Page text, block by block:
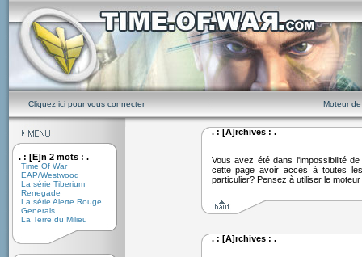
Cliquez ici pour vous connecter Moteur
. : [E]n 2 mots : .
Time Of War
EAP/Westwood
La série Tiberium
Renegade
La série Alerte Rouge
Generals
La Terre du Milieu
. : [A]rchives : .
Vous avez été dans l'impossibilité
cette page avoir accès à toutes
particulier? Pensez à utiliser le
. : [A]rchives : .